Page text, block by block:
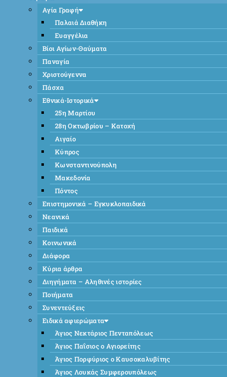
Αγία Γραφή
Παλαιά Διαθήκη
Ευαγγέλια
Βίοι Αγίων-Θαύματα
Παναγία
Χριστούγεννα
Πάσχα
Εθνικά-Ιστορικά
25η Μαρτίου
28η Οκτωβρίου – Κατοχή
Αιγαίο
Κύπρος
Κωνσταντινούπολη
Μακεδονία
Πόντος
Επιστημονικά – Εγκυκλοπαιδικά
Νεανικά
Παιδικά
Κοινωνικά
Διάφορα
Κύρια άρθρα
Διηγήματα – Αληθινές ιστορίες
Ποιήματα
Συνεντεύξεις
Ειδικά αφιερώματα
Άγιος Νεκτάριος Πενταπόλεως
Άγιος Παΐσιος ο Αγιορείτης
Άγιος Πορφύριος ο Καυσοκαλυβίτης
Άγιος Λουκάς Συμφερουπόλεως